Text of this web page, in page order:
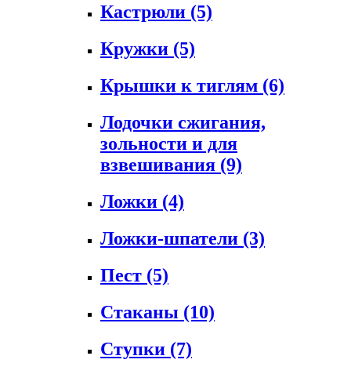
Кастрюли (5)
Кружки (5)
Крышки к тиглям (6)
Лодочки сжигания,
зольности и для
взвешивания (9)
Ложки (4)
Ложки-шпатели (3)
Пест (5)
Стаканы (10)
Ступки (7)